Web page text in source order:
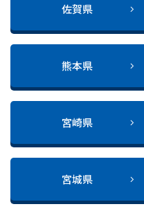
佐賀県
熊本県
宮崎県
宮城県